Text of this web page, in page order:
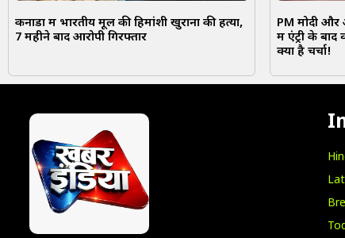
कनाडा में भारतीय मूल की हिमांशी खुराना की हत्या,
7 महीने बाद आरोपी गिरफ्तार
PM मोदी और
में एंट्री के
क्या है चर्चा!